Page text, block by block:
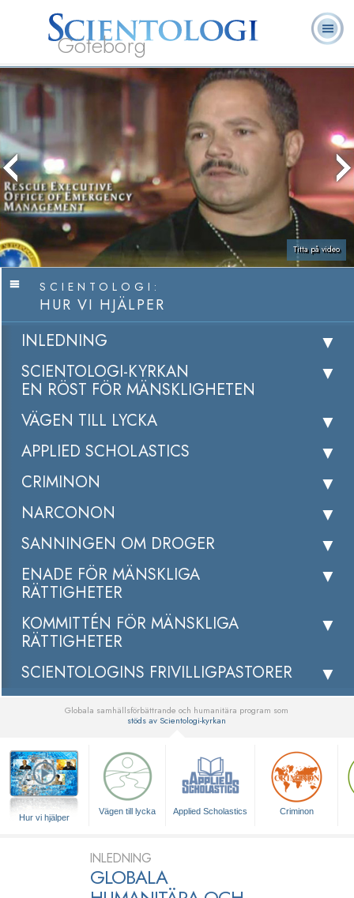
Göteborg
Hubbard
Vad är
Scientologi?
Frivilligpastorer
Ofta ställda
frågor
Titta på video
SCIENTOLOGI:
HUR VI HJÄLPER
INLEDNING
SCIENTOLOGI-KYRKAN
EN RÖST FÖR MÄNSKLIGHETEN
VÄGEN TILL LYCKA
APPLIED SCHOLASTICS
CRIMINON
NARCONON
SANNINGEN OM DROGER
ENADE FÖR MÄNSKLIGA
RÄTTIGHETER
KOMMITTÉN FÖR MÄNSKLIGA
RÄTTIGHETER
SCIENTOLOGINS FRIVILLIGPASTORER
Globala samhällsförbättrande och humanitära program som
stöds av Scientologi-kyrkan
Hur vi hjälper
Vägen till lycka Applied Scholastics Criminon
INLEDNING
GLOBALA